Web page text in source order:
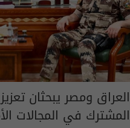
العراق ومصر يبحثان
المشترك في المجالات